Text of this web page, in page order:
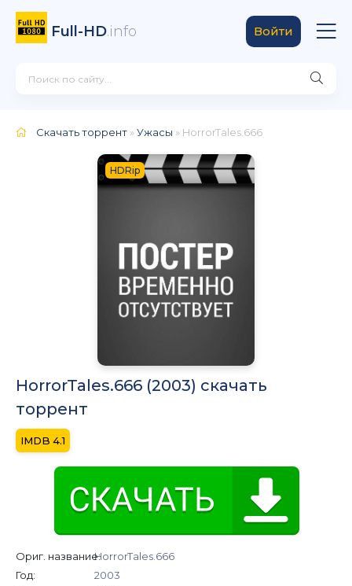
Full-HD.info Войти
Скачать торрент »Ужасы » HorrorTales.666
HDRip
HorrorTales.666 (2003) скачать
торрент
4.1
Ориг. название:HorrorTales.666
Год:
2003